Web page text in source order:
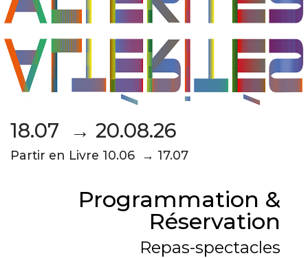
18.07 → 20.08.26
Partir en Livre 10.06 → 17.07
Programmation &
Réservation
Repas-spectacles